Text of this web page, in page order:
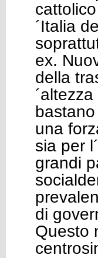
´Italia
ex.
della
una
sia per
grandi
di
Questo